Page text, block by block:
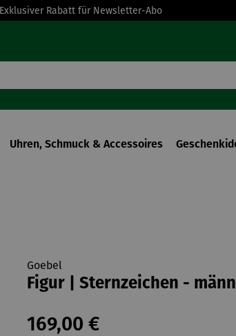
Exklusiver Rabatt für Newsletter-Abo
Uhren, Schmuck & Accessoires
Goebel
Figur | Sternzeichen -
169,00 €